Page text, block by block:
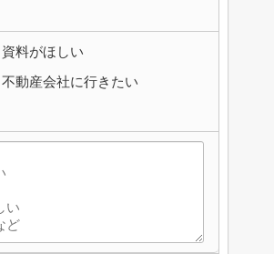
資料がほしい
不動産会社に行きたい